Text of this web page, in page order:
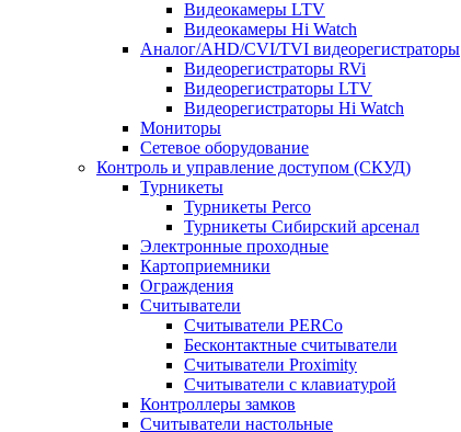
Видеокамеры LTV
Видеокамеры Hi Watch
Аналог/AHD/CVI/TVI видеорегистраторы
Видеорегистраторы RVi
Видеорегистраторы LTV
Видеорегистраторы Hi Watch
Мониторы
Сетевое оборудование
Контроль и управление доступом (СКУД)
Турникеты
Турникеты Perco
Турникеты Сибирский арсенал
Электронные проходные
Картоприемники
Ограждения
Считыватели
Считыватели PERCo
Бесконтактные считыватели
Считыватели Proximity
Считыватели с клавиатурой
Контроллеры замков
Считыватели настольные